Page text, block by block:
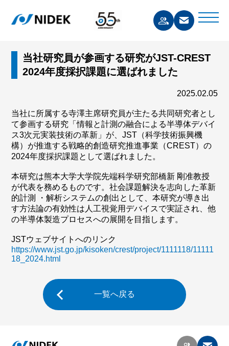
当社研究員が参画する研究がJST-CREST
2024年度採択課題に選ばれました
2025.02.05
当社に所属する寺澤主席研究員が主たる共同研究者とし
て参画する研究「情報と計測の融合による半導体デバイ
ス3次元実装技術の革新」が、JST（科学技術振興機
構）が推進する戦略的創造研究推進事業（CREST）の
2024年度採択課題として選ばれました。
本研究は熊本大学大学院先端科学研究部橋新 剛准教授
が代表を務めるものです。社会課題解決を志向した革新
的計測 ・解析システムの創出として、本研究が導き出
す方法論の有効性は人工視覚用デバイスで実証され、他
の半導体製造プロセスへの展開を目指します。
JSTウェブサイトへのリンク
https://www.jst.go.jp/kisoken/crest/project/1111118/11111
18_2024.html
一覧へ戻る